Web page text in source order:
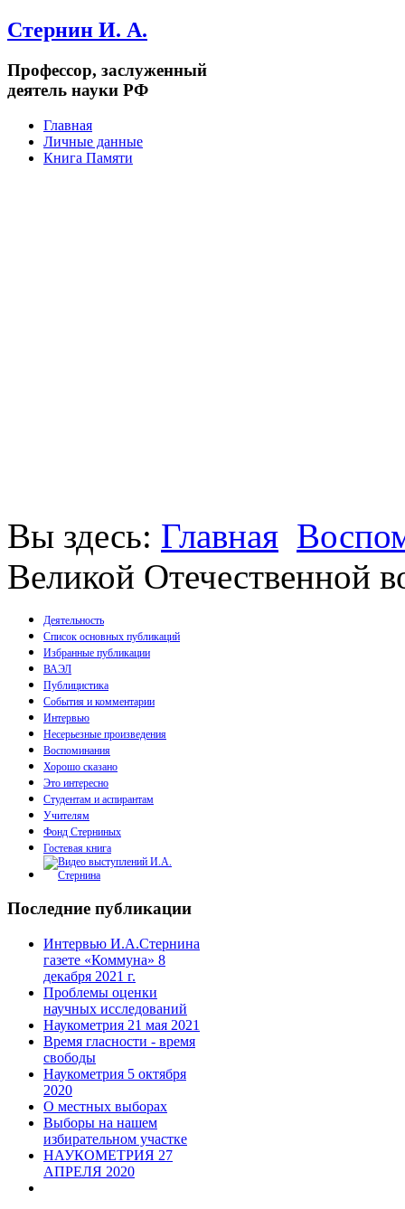
Стернин И. А.
Профессор, заслуженный
деятель науки РФ
Главная
Личные данные
Книга Памяти
Вы здесь: Главная
Великой Отечественной
Деятельность
Список основных публикаций
Монографии
Брошюры
Статьи
Избранные публикации
ВАЭЛ
Публицистика
События и комментарии
Интервью
Несерьезные произведения
Воспоминания
Хорошо сказано
Это интересно
Студентам и аспирантам
Учителям
Фонд Стерниных
Гостевая книга
Последние публикации
Интервью И.А.Стернина
газете «Коммуна» 8
декабря 2021 г.
Проблемы оценки
научных исследований
Наукометрия 21 мая 2021
Время гласности - время
свободы
Наукометрия 5 октября
2020
О местных выборах
Выборы на нашем
избирательном участке
НАУКОМЕТРИЯ 27
АПРЕЛЯ 2020